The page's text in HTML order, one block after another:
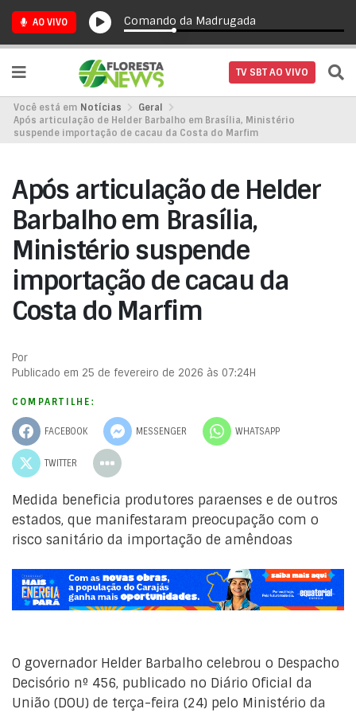
AO VIVO Comando da Madrugada
TV SBT AO VIVO
Você está em Notícias
Geral
Após articulação de Helder Barbalho em Brasília, Ministério
suspende importação de cacau da Costa do Marfim
Após articulação de Helder
Barbalho em Brasília,
Ministério suspende
importação de cacau da
Costa do Marfim
Por
Publicado em 25 de fevereiro de 2026 às 07:24H
COMPARTILHE:
FACEBOOK MESSENGER WHATSAPP
TWITTER
Medida beneficia produtores paraenses e de outros
estados, que manifestaram preocupação com o
risco sanitário da importação de amêndoas
O governador Helder Barbalho celebrou o Despacho
Decisório nº 456, publicado no Diário Oficial da
União (DOU) de terça-feira (24) pelo Ministério da